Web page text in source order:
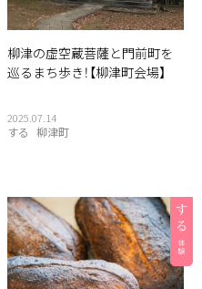
柳津の虚空蔵菩薩と門前町を
巡るまち歩き！【柳津町会場】
2025.07.14
する 柳津町